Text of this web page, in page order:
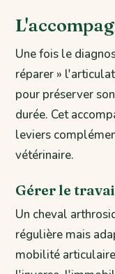
Une fois le
réparer »
pour préserver
durée. Cet
leviers
vétérinaire.
Gérer le
Un cheval
régulière mais
mobilité